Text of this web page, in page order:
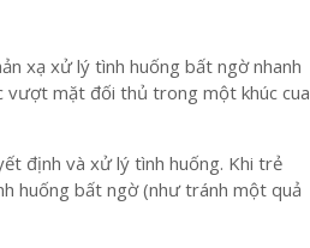
xạ xử lý tình huống bất ngờ nhanh
vượt mặt đối thủ trong một khúc cua
định và xử lý tình huống. Khi trẻ
huống bất ngờ (như tránh một quả